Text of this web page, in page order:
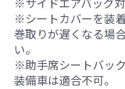
※シートカバーを装
巻取りが遅くなる場
い。
※助手席シートバッ
装備車は適合不可。